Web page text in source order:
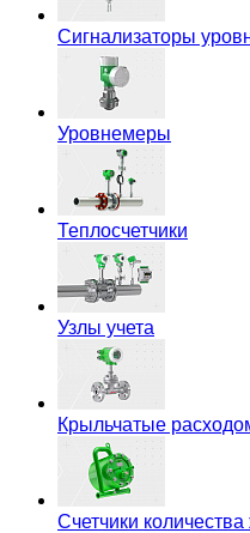
Сигнализаторы
Уровнемеры
Теплосчетчики
Узлы учета
Крыльчатые
Счетчики количества